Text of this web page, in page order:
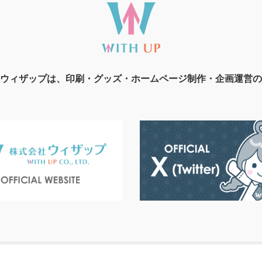
ィザップは、印刷・グッズ・ホームページ制作・企画運営